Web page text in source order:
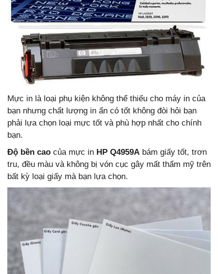
Mực in là loại phụ kiện không thể thiếu cho máy in của
bạn nhưng chất lượng in ấn có tốt không đòi hỏi bạn
phải lựa chọn loại mực tốt và phù hợp nhất cho chính
bạn.
Độ bền cao của mực in HP Q4959A bám giấy tốt, trơn
tru, đều màu và không bị vón cục gây mất thẩm mỹ trên
bất kỳ loại giấy mà bạn lựa chọn.